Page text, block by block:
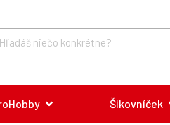
Šikovníček